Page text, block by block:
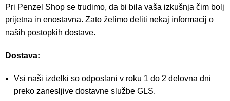
Pri Penzel Shop se trudimo, da bi bila vaša izkušnja čim bolj
prijetna in enostavna. Zato želimo deliti nekaj informacij o
naših postopkih dostave.
Dostava:
Vsi naši izdelki so odposlani v roku 1 do 2 delovna dni
preko zanesljive dostavne službe GLS.